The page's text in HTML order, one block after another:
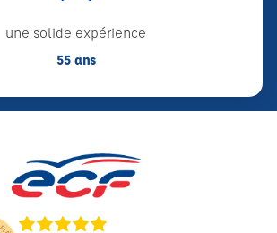
une solide expérience
55 ans